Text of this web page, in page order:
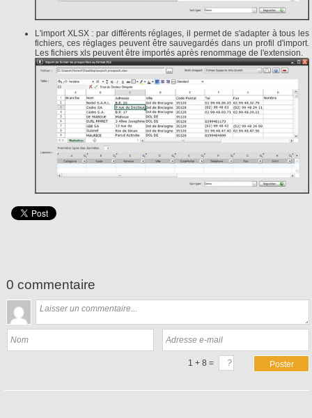
L'import XLSX : par différents réglages, il permet de s'adapter à tous les
fichiers, ces réglages peuvent être sauvegardés dans un profil d'import.
Les fichiers xls peuvent être importés après renommage de l'extension.
0 commentaire
1 + 8 = Poster